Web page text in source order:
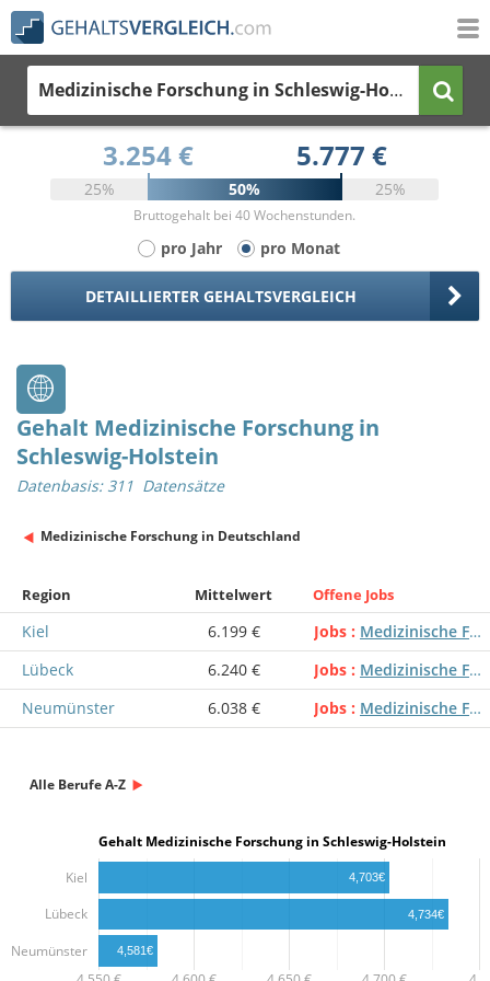
Medizinische Forschung in Schleswig-Holstein
3.254 € 5.777 €
25% 50% 25%
Bruttogehalt bei 40 Wochenstunden.
pro Jahr pro Monat
DETAILLIERTER GEHALTSVERGLEICH
Gehalt Medizinische Forschung in
Schleswig-Holstein
Datenbasis: 311 Datensätze
Medizinische Forschung in Deutschland
Region Mittelwert Offene Jobs
Kiel 6.199 € Jobs
Medizinische Forschung
Lübeck
6.240 € Jobs
Medizinische Forschung
Neumünster
6.038 € Jobs Medizinische Forschung
Alle Berufe A-Z
Gehalt Medizinische Forschung in Schleswig-Holstein
Kiel
Lübeck
Neumünster
4,703€
4,734€
4,581€